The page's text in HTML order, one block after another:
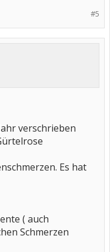
#5
verschrieben
Es hat
( auch
Schmerzen